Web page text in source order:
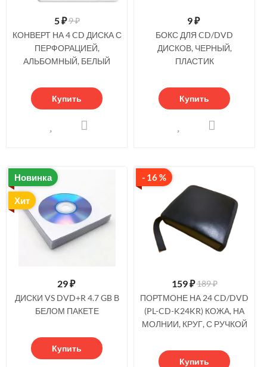
5₽9 ₽
КОНВЕРТ НА 4 CD ДИСКА С
ПЕРФОРАЦИЕЙ,
АЛЬБОМНЫЙ, БЕЛЫЙ
Купить
9₽
БОКС ДЛЯ CD/DVD
ДИСКОВ, ЧЕРНЫЙ,
ПЛАСТИК
Купить
Новинка
Хит
29₽
ДИСКИ VS DVD+R 4.7 GB В
БЕЛОМ ПАКЕТЕ
Купить
- 16 %
159₽189 ₽
ПОРТМОНЕ НА 24 CD/DVD
(PL-CD-K24KR) КОЖА, НА
МОЛНИИ, КРУГ, С РУЧКОЙ
Купить